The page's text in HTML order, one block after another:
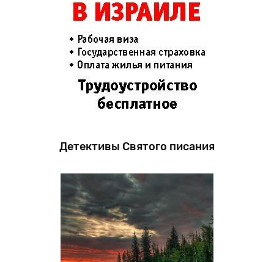
Детективы Святого писания